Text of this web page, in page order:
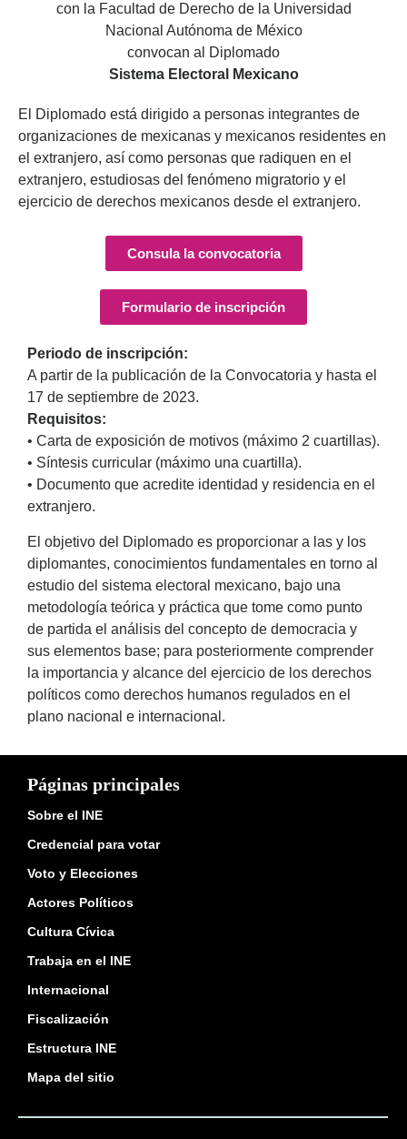
con la Facultad de Derecho de la Universidad
Nacional Autónoma de México
convocan al Diplomado
Sistema Electoral Mexicano
El Diplomado está dirigido a personas integrantes de
organizaciones de mexicanas y mexicanos residentes en
el extranjero, así como personas que radiquen en el
extranjero, estudiosas del fenómeno migratorio y el
ejercicio de derechos mexicanos desde el extranjero.
Consula la convocatoria
Formulario de inscripción
Periodo de inscripción:
A partir de la publicación de la Convocatoria y hasta el
17 de septiembre de 2023.
Requisitos:
• Carta de exposición de motivos (máximo 2 cuartillas).
• Síntesis curricular (máximo una cuartilla).
• Documento que acredite identidad y residencia en el
extranjero.
El objetivo del Diplomado es proporcionar a las y los
diplomantes, conocimientos fundamentales en torno al
estudio del sistema electoral mexicano, bajo una
metodología teórica y práctica que tome como punto
de partida el análisis del concepto de democracia y
sus elementos base; para posteriormente comprender
la importancia y alcance del ejercicio de los derechos
políticos como derechos humanos regulados en el
plano nacional e internacional.
Páginas principales
Sobre el INE
Credencial para votar
Voto y Elecciones
Actores Políticos
Cultura Cívica
Trabaja en el INE
Internacional
Fiscalización
Estructura INE
Mapa del sitio